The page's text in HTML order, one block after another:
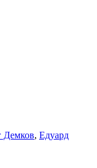
Демков, Едуард